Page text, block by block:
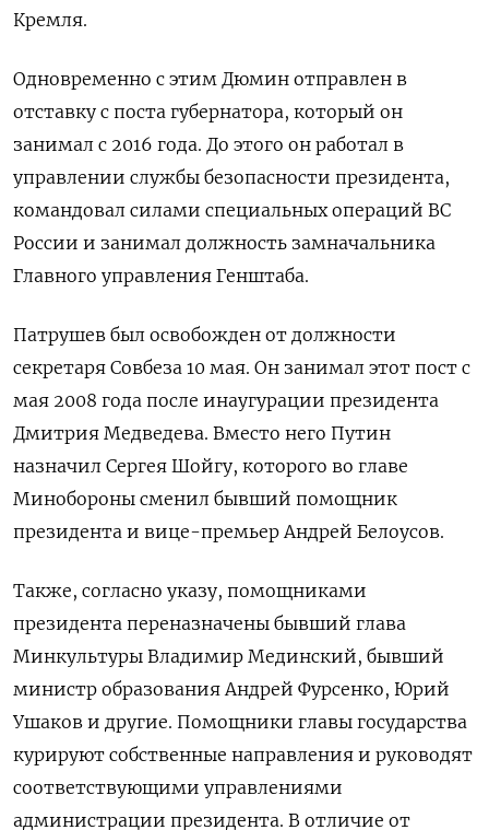
Кремля.
Одновременно с этим Дюмин отправлен в
отставку с поста губернатора, который он
занимал с 2016 года. До этого он работал в
управлении службы безопасности президента,
командовал силами специальных операций ВС
России и занимал должность замначальника
Главного управления Генштаба.
Патрушев был освобожден от должности
секретаря Совбеза 10 мая. Он занимал этот пост с
мая 2008 года после инаугурации президента
Дмитрия Медведева. Вместо него Путин
назначил Сергея Шойгу, которого во главе
Минобороны сменил бывший помощник
президента и вице-премьер Андрей Белоусов.
Также, согласно указу, помощниками
президента переназначены бывший глава
Минкультуры Владимир Мединский, бывший
министр образования Андрей Фурсенко, Юрий
Ушаков и другие. Помощники главы государства
курируют собственные направления и руководят
соответствующими управлениями
администрации президента. В отличие от